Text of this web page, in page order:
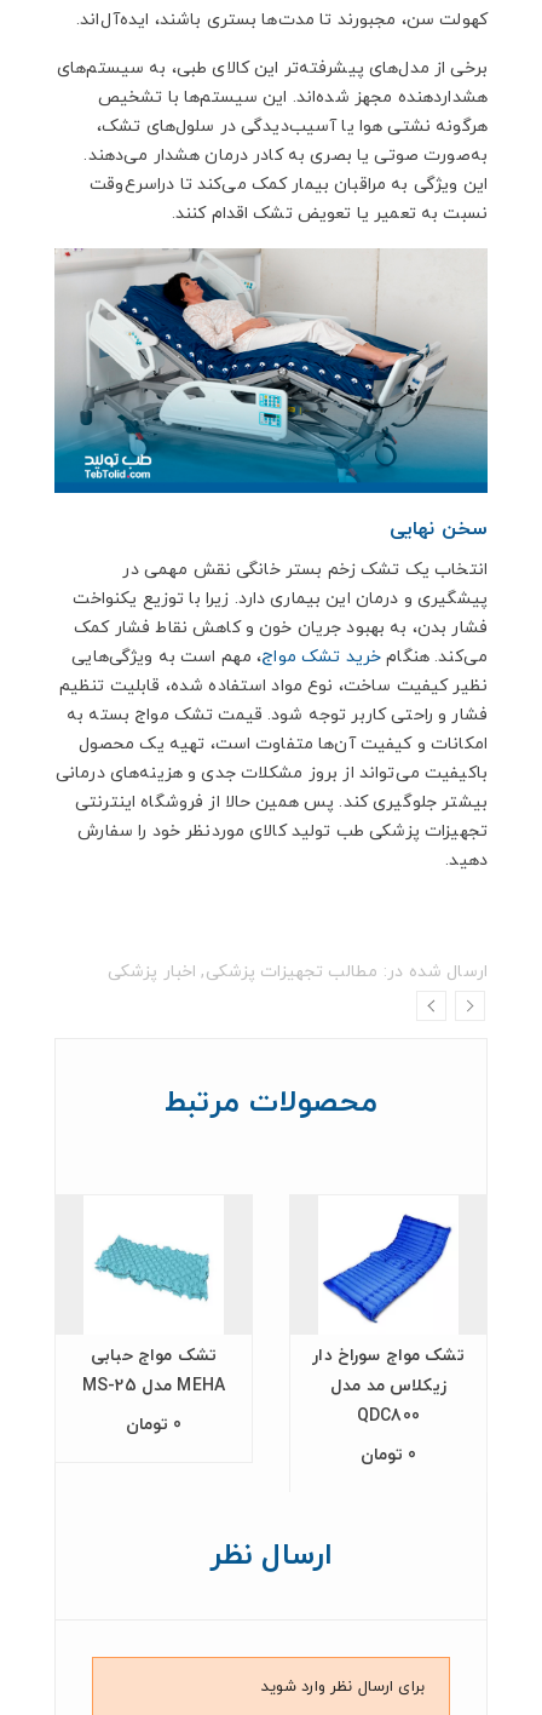
کهولت سن، مجبورند تا مدت‌ها بستری باشند، ایده‌آل‌اند.
برخی از مدل‌های پیشرفته‌تر این کالای طبی، به سیستم‌های
هشداردهنده مجهز شده‌اند. این سیستم‌ها با تشخیص
هرگونه نشتی هوا یا آسیب‌دیدگی در سلول‌های تشک،
به‌صورت صوتی یا بصری به کادر درمان هشدار می‌دهند.
این ویژگی به مراقبان بیمار کمک می‌کند تا دراسرع‌وقت
نسبت به تعمیر یا تعویض تشک اقدام کنند.
سخن نهایی
انتخاب یک تشک زخم بستر خانگی نقش مهمی در
پیشگیری و درمان این بیماری دارد. زیرا با توزیع یکنواخت
فشار بدن، به بهبود جریان خون و کاهش نقاط فشار کمک
می‌کند. هنگام خرید تشک مواج، مهم است به ویژگی‌هایی
نظیر کیفیت ساخت، نوع مواد استفاده شده، قابلیت تنظیم
فشار و راحتی کاربر توجه شود. قیمت تشک‌ مواج بسته به
امکانات و کیفیت آن‌ها متفاوت است، تهیه یک محصول
باکیفیت می‌تواند از بروز مشکلات جدی و هزینه‌های درمانی
بیشتر جلوگیری کند. پس همین حالا از فروشگاه اینترنتی
تجهیزات پزشکی طب تولید کالای موردنظر خود را سفارش
دهید.
ارسال شده در: مطالب تجهیزات پزشکی, اخبار پزشکی
محصولات مرتبط
تشک مواج حبابی
MEHA مدل MS-25
0 تومان
تشک مواج سوراخ دار
زیکلاس مد مدل
QDC800
0 تومان
ارسال نظر
برای ارسال نظر وارد شوید